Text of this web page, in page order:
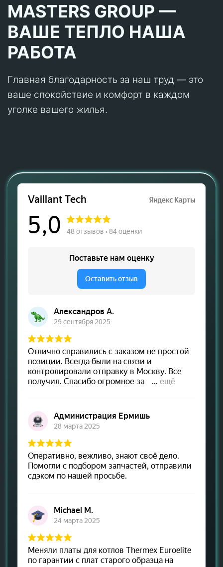
MASTERS GROUP —
ВАШЕ ТЕПЛО НАША
РАБОТА
Главная благодарность за наш труд — это
ваше спокойствие и комфорт в каждом
уголке вашего жилья.